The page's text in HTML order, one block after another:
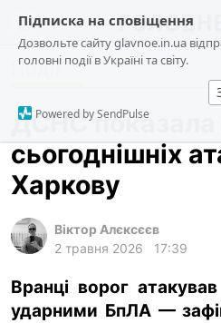
Підписка на сповіщення
Дозвольте сайту glavnoe.in.ua
головні події в Україні та світу.
Powered by SendPulse
новини
про проєкт
Події
ДСНС показала
сьогоднішніх
Харкову
Віктор Алєксєєв
2 травня 2026
17:39
Вранці ворог
ударними БпЛА —